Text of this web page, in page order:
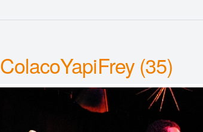
ColacoYapiFrey (35)